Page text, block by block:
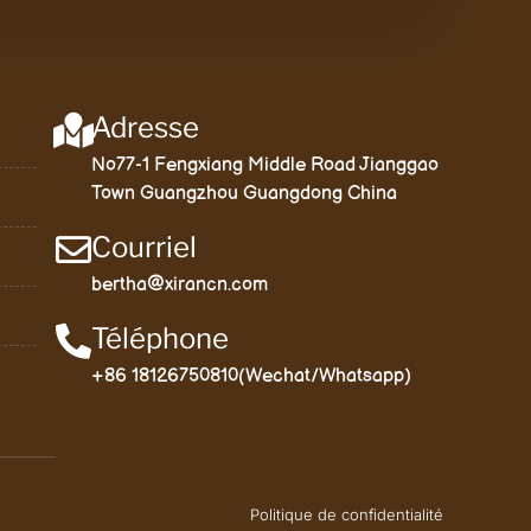
Adresse
No77-1 Fengxiang Middle Road Jianggao
Town Guangzhou Guangdong China
Courriel
bertha@xirancn.com
Téléphone
+86 18126750810(Wechat/Whatsapp)
Politique de confidentialité